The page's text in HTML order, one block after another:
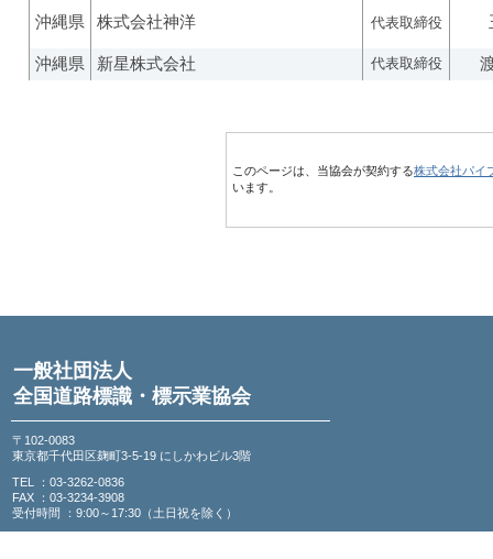
沖縄県 株式会社神洋 代表取締役
沖縄県 新星株式会社 代表取締役
このページは、当協会が契約する株式会社パイ
います。
一般社団法人
全国道路標識・標示業協会
〒102-0083
東京都千代田区麹町3-5-19 にしかわビル3階
TEL ：03-3262-0836
FAX ：03-3234-3908
受付時間 ：9:00～17:30（土日祝を除く）